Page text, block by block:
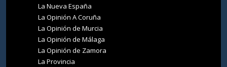
La Nueva España
La Opinión A Coruña
La Opinión de Murcia
La Opinión de Málaga
La Opinión de Zamora
La Provincia